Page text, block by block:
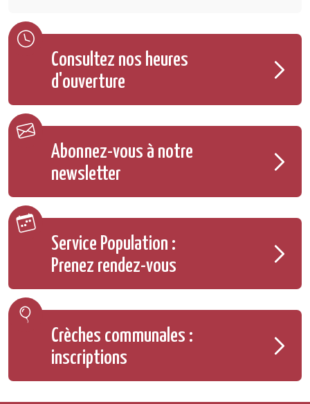
Consultez nos heures
d'ouverture
Abonnez-vous à notre
newsletter
Service Population :
Prenez rendez-vous
Crèches communales :
inscriptions